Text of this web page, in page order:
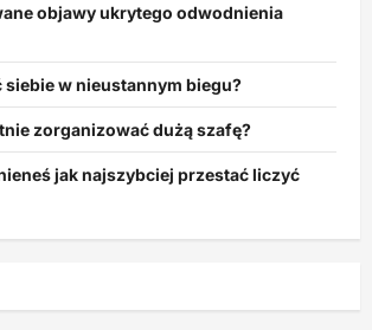
objawy ukrytego odwodnienia
siebie w nieustannym biegu?
zorganizować dużą szafę?
jak najszybciej przestać liczyć